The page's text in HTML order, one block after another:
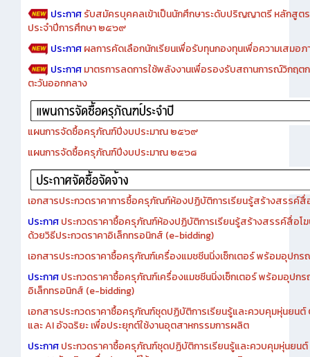
ประกาศผลการสอบคัดเลือกเพื่อบรรจุบุคคลเป็นลูกจ้างชั่วคราว ท
ประกาศรับสมัครบุคคลเข้าเป็นนักศึกษาระดับปริญญาตรี หลักสูต
ประจำปีการศึกษา ๒๕๖๙
ประกาศผลการคัดเลือกนักเรียนเพื่อรับทุนกองทุนเพื่อความเสมอ
ประกาศมาตรการลดการใช้พลังงานเพื่อรองรับสถานการณ์วิกฤ
ตะวันออกกลาง
แผนการจัดซื้อครุภัณฑ์ปีงบประมาณ ๒๕๖๙
แผนการจัดซื้อครุภัณฑ์ปีงบประมาณ ๒๕๖๘
เอกสารประกวดราคาการซื้อครุภัณฑ์ห้องปฏิบัติการเรียนรู้สร้างสรรค์
ประกาศ ประกวดราคาซื้อครุภัณฑ์ห้องปฏิบัติการเรียนรู้สร้างสรรค์สื่อโ
ด้วยวิธีประกวดราคาอิเล็กทรอนิกส์ (e-bidding)
เอกสารประกวดราคาซื้อครุภัณฑ์เครื่องแมชชีนนิ่งเซ็กเตอร์ พร้อมอุปก
ประกาศประกวดราคาซื้อครุภัณฑ์เครื่องแมชชีนนิ่งเซ็กเตอร์ พร้อมอุปก
อิเล็กทรอนิกส์ (e-bidding)
เอกสารประกวดราคาซื้อครุภัณฑ์ชุดปฏิบัติการเรียนรู้และควบคุมหุ่นยน
และ AI อัจฉริยะ เพื่อประยุกต์ใช้งานอุตสาหกรรมการผลิต